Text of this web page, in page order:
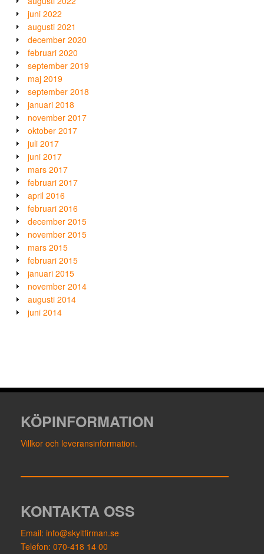
juni 2022
augusti 2021
december 2020
februari 2020
september 2019
maj 2019
september 2018
januari 2018
november 2017
oktober 2017
juli 2017
juni 2017
mars 2017
februari 2017
april 2016
februari 2016
december 2015
november 2015
mars 2015
februari 2015
januari 2015
november 2014
augusti 2014
juni 2014
KÖPINFORMATION
Villkor och leveransinformation.
KONTAKTA OSS
Email: info@skyltfirman.se
Telefon: 070-418 14 00